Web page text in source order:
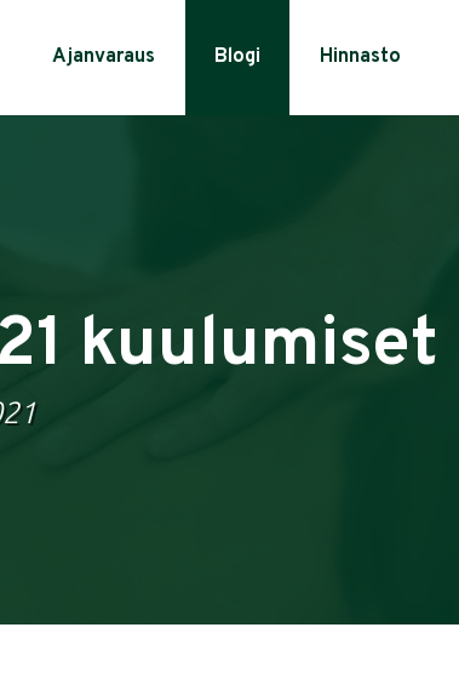
Ajanvaraus Blogi Hinnasto
kuulumiset